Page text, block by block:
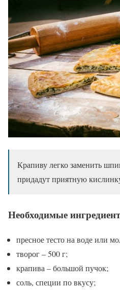
Крапиву легко заменить
придадут приятную
Необходимые
пресное тесто на воде или
творог – 500 г;
крапива – большой пучок;
соль, специи по вкусу;